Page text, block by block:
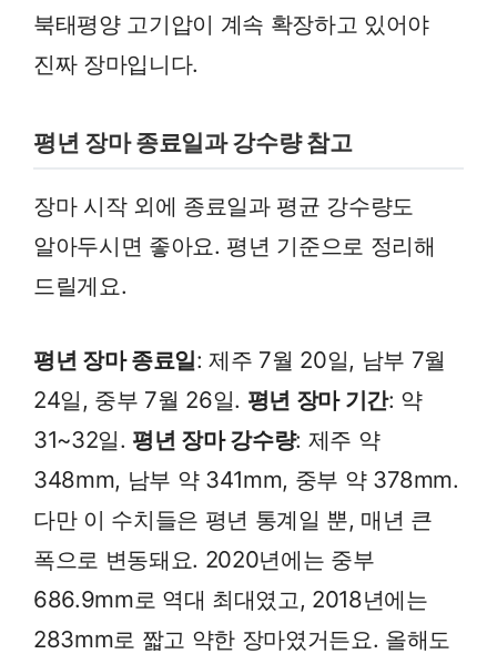
북태평양 고기압이 계속 확장하고 있어야
진짜 장마입니다.
평년 장마 종료일과 강수량 참고
장마 시작 외에 종료일과 평균 강수량도
알아두시면 좋아요. 평년 기준으로 정리해
드릴게요.
평년 장마 종료일: 제주 7월 20일, 남부 7월
24일, 중부 7월 26일. 평년 장마 기간: 약
31~32일. 평년 장마 강수량: 제주 약
348mm, 남부 약 341mm, 중부 약 378mm.
다만 이 수치들은 평년 통계일 뿐, 매년 큰
폭으로 변동돼요. 2020년에는 중부
686.9mm로 역대 최대였고, 2018년에는
283mm로 짧고 약한 장마였거든요. 올해도